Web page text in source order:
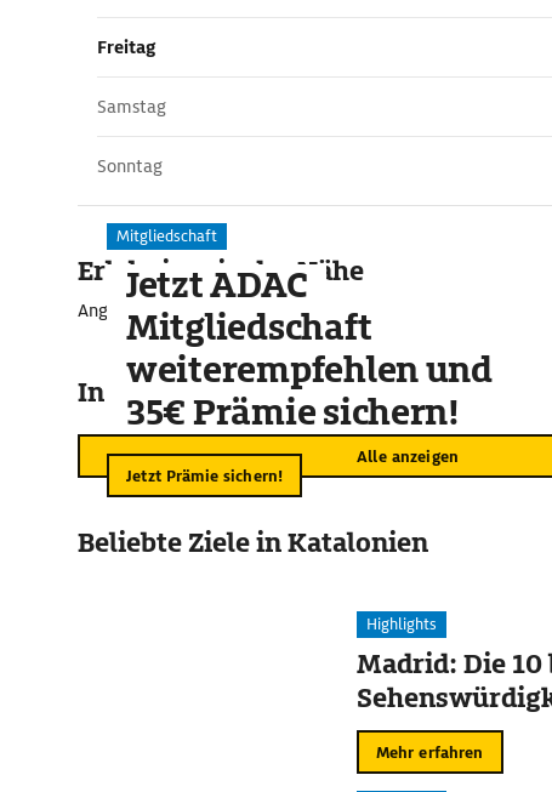
Freitag
Samstag
Sonntag
Erlebnisse in der Nähe
Angebote für unvergessliche Momente
In der Umgebung
Alle anzeigen
Mitgliedschaft
Jetzt ADAC
Mitgliedschaft
weiterempfehlen und
35€ Prämie sichern!
Jetzt Prämie sichern!
Beliebte Ziele in Katalonien
Highlights
Madrid: Die 10
Mehr erfahren